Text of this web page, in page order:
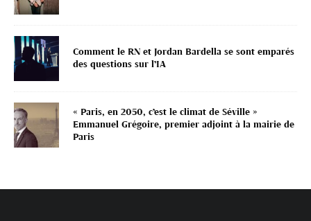
Comment le RN et Jordan Bardella se sont emparés
des questions sur l’IA
« Paris, en 2050, c’est le climat de Séville »
Emmanuel Grégoire, premier adjoint à la mairie de
Paris